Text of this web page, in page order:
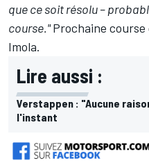
que ce soit résolu –
course."Prochaine
Imola.
Lire aussi :
Verstappen : "Aucune
l'instant